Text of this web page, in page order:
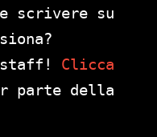
scrivere su
Clicca
parte della